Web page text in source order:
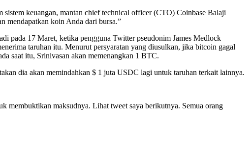
sistem keuangan, mantan chief technical officer (CTO) Coinbase Balaji
mendapatkan koin Anda dari bursa.”
pada 17 Maret, ketika pengguna Twitter pseudonim James Medlock
taruhan itu. Menurut persyaratan yang diusulkan, jika bitcoin gagal
saat itu, Srinivasan akan memenangkan 1 BTC.
dia akan memindahkan $ 1 juta USDC lagi untuk taruhan terkait lainnya.
membuktikan maksudnya. Lihat tweet saya berikutnya. Semua orang